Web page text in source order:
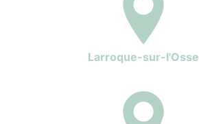
Larroque-sur-l'Osse